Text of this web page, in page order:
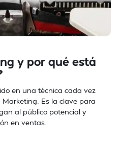
y por qué está
en una técnica cada vez
Es la clave para
al público potencial y
en ventas.